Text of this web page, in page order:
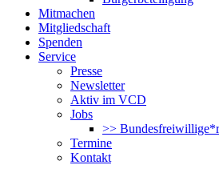
Mitmachen
Mitgliedschaft
Spenden
Service
Presse
Newsletter
Aktiv im VCD
Jobs
>> Bundesfreiwillige*r
Termine
Kontakt